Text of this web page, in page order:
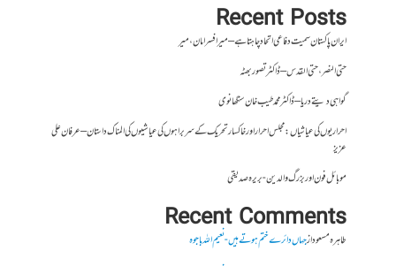
Recent Posts
ایران پاکستان سمیت دفاعی اتحاد چاہتا ہے – میر افسر امان،میر
حتی النصر ، حتی القدس – ڈاکٹر تصور بھٹہ
گواہی دیتے دریا – ڈاکٹر محمد طیب خان سنگھانوی
احراریوں کی عیاشیاں : مجلس احرار اور خاکسار تحریک کے سربراہوں کی عیاشیوں کی المناک داستان – عرفان علی
عزیز
موبائل فون اور بزرگ والدین- بریرہ صدیقی
Recent Comments
طاہرہ مسعودازجہاں دائرے ختم ہوتے ہیں- نعیم اللہ باجوہ